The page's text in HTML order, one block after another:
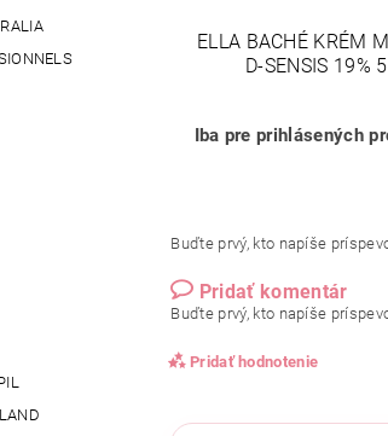
ELLA BACHÉ KRÉM
D-SENSIS 19%
Iba pre prihlásených
Buďte prvý, kto napíše
Pridať komentár
Buďte prvý, kto napíše
Pridať hodnotenie